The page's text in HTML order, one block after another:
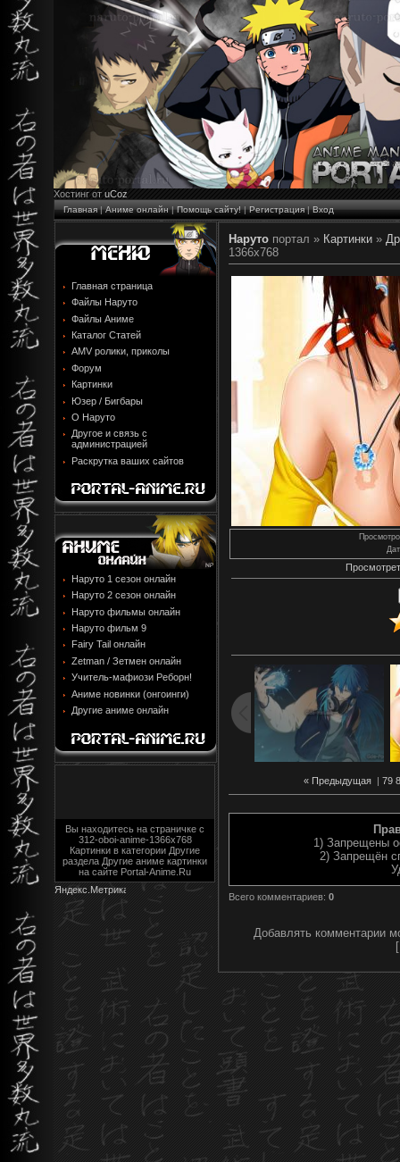
Хостинг от uCoz
Главная|Аниме онлайн|Помощь сайту!|Регистрация|Вход
Главная страница
Файлы Наруто
Файлы Аниме
Каталог Статей
AMV ролики, приколы
Форум
Картинки
Юзер / Бигбары
О Наруто
Другое и связь с
администрацией
Раскрутка ваших сайтов
Наруто 1 сезон онлайн
Наруто 2 сезон онлайн
Наруто фильмы онлайн
Наруто фильм 9
Fairy Tail онлайн
Zetman / Зетмен онлайн
Учитель-мафиози Реборн!
Аниме новинки (онгоинги)
Другие аниме онлайн
Вы находитесь на страничке с
312-oboi-anime-1366x768
Картинки в категории Другие
раздела Другие аниме картинки
на сайте Portal-Anime.Ru
Наруто портал » Картинки »
1366x768
« Предыдущая 79
1) Запрещены
2) Запрещён
Всего комментариев: 0
Добавлять комментарии